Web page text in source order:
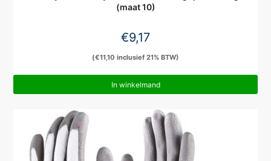
(maat 10)
€9,17
(€11,10 inclusief 21% BTW)
In winkelmand